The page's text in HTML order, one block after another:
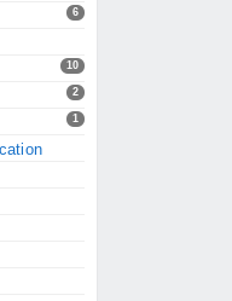
6
10
2
1